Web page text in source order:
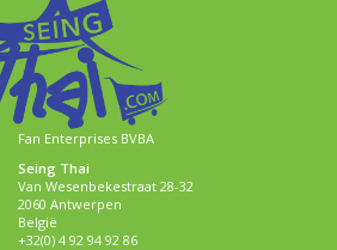
Fan Enterprises BVBA
Seing Thai
Van Wesenbekestraat 28-32
2060 Antwerpen
België
+32(0) 4 92 94 92 86